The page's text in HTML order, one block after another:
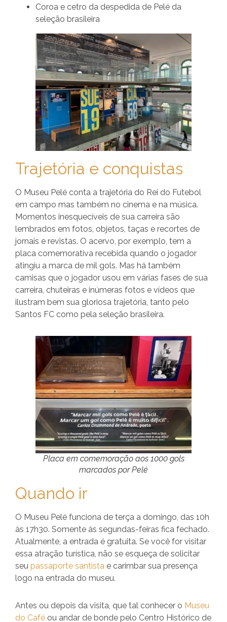
Coroa e cetro da despedida de Pelé da
seleção brasileira
Trajetória e conquistas
O Museu Pelé conta a trajetória do Rei do Futebol
em campo mas também no cinema e na música.
Momentos inesquecíveis de sua carreira são
lembrados em fotos, objetos, taças e recortes de
jornais e revistas. O acervo, por exemplo, tem a
placa comemorativa recebida quando o jogador
atingiu a marca de mil gols. Mas há também
camisas que o jogador usou em várias fases de sua
carreira, chuteiras e inúmeras fotos e vídeos que
ilustram bem sua gloriosa trajetória, tanto pelo
Santos FC como pela seleção brasileira.
Placa em comemoração aos 1000 gols
marcados por Pelé
Quando ir
O Museu Pelé funciona de terça a domingo, das 10h
às 17h30. Somente às segundas-feiras fica fechado.
Atualmente, a entrada é gratuita. Se você for visitar
essa atração turística, não se esqueça de solicitar
seu passaporte santista e carimbar sua presença
logo na entrada do museu.
Antes ou depois da visita, que tal conhecer o Museu
do Café ou andar de bonde pelo Centro Histórico de